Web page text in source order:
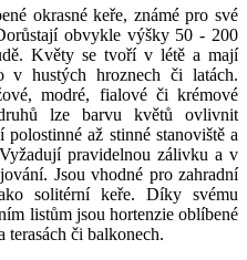
okrasné keře, známé pro své
obvykle výšky 50 - 200
Květy se tvoří v létě a mají
v hustých hroznech či latách.
modré, fialové či krémové
lze barvu květů ovlivnit
až stinné stanoviště a
pravidelnou zálivku a v
Jsou vhodné pro zahradní
solitérní keře. Díky svému
listům jsou hortenzie oblíbené
terasách či balkonech.